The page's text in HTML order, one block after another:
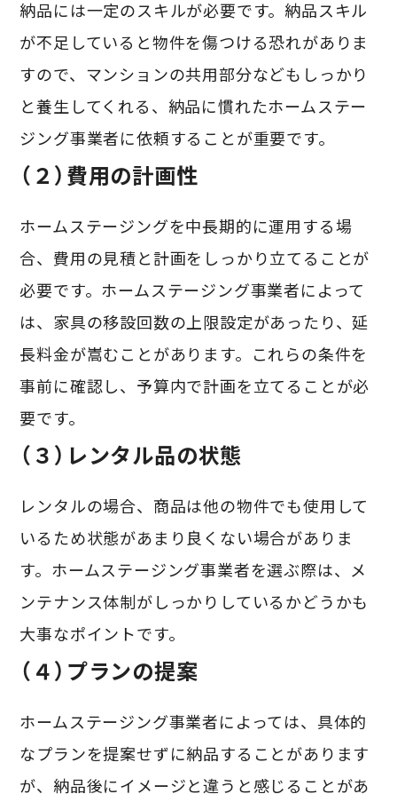
納品には一定のスキルが必要です。納品スキル
が不足していると物件を傷つける恐れがありま
すので、マンションの共用部分などもしっかり
と養生してくれる、納品に慣れたホームステー
ジング事業者に依頼することが重要です。
（２）費用の計画性
ホームステージングを中長期的に運用する場
合、費用の見積と計画をしっかり立てることが
必要です。ホームステージング事業者によって
は、家具の移設回数の上限設定があったり、延
長料金が嵩むことがあります。これらの条件を
事前に確認し、予算内で計画を立てることが必
要です。
（３）レンタル品の状態
レンタルの場合、商品は他の物件でも使用して
いるため状態があまり良くない場合がありま
す。ホームステージング事業者を選ぶ際は、メ
ンテナンス体制がしっかりしているかどうかも
大事なポイントです。
（４）プランの提案
ホームステージング事業者によっては、具体的
なプランを提案せずに納品することがあります
が、納品後にイメージと違うと感じることがあ